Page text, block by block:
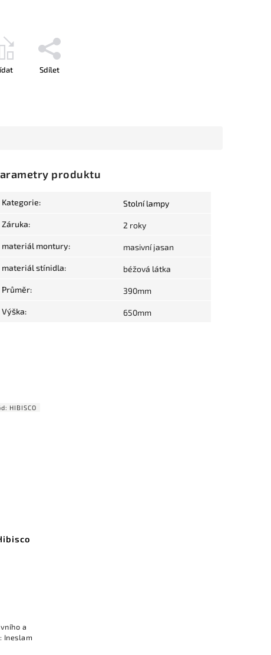
Sdílet
produktu
Kategorie: Stolní lampy
Záruka: 2 roky
materiál montury: masivní jasan
materiál stínidla: béžová látka
Průměr: 390mm
Výška: 650mm
a
Ineslam
HIBISCO